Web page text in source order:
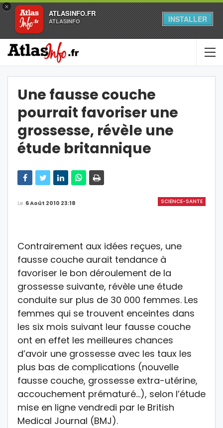
×
ATLASINFO.FR
ATLASINFO INSTALLER
Une fausse couche
pourrait favoriser une
grossesse, révèle une
étude britannique
SCIENCE-SANTE
Le 6 Août 2010 23:18
Contrairement aux idées reçues, une
fausse couche aurait tendance à
favoriser le bon déroulement de la
grossesse suivante, révèle une étude
conduite sur plus de 30 000 femmes. Les
femmes qui se trouvent enceintes dans
les six mois suivant leur fausse couche
ont en effet les meilleures chances
d’avoir une grossesse avec les taux les
plus bas de complications (nouvelle
fausse couche, grossesse extra-utérine,
accouchement prématuré…), selon l’étude
mise en ligne vendredi par le British
Medical Journal (BMJ).